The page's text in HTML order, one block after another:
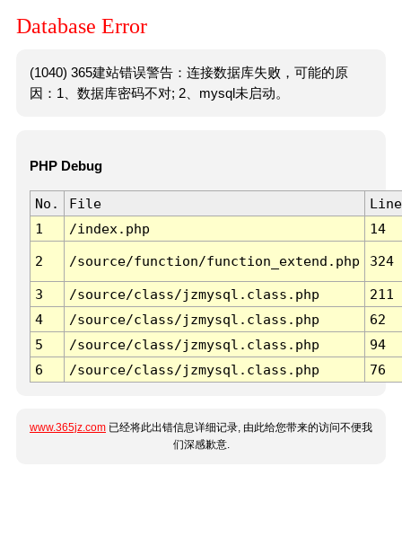
Database Error
(1040) 365建站错误警告：连接数据库失败，可能的原
因：1、数据库密码不对; 2、mysql未启动。
PHP Debug
No. File
Line
1
/index.php 14
2 /source/function/function_extend.php 324
3 /source/class/jzmysql.class.php
211
4
/source/class/jzmysql.class.php
62
5
/source/class/jzmysql.class.php
94
6
/source/class/jzmysql.class.php 76
www.365jz.com 已经将此出错信息详细记录, 由此给您带来的访问不便我
们深感歉意.